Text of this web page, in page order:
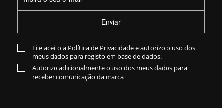
Enviar
Li e aceito a Política de Privacidadee autorizo o uso dos
meus dados para registo em base de dados.
Autorizo adicionalmente o uso dos meus dados para
receber comunicação da marca